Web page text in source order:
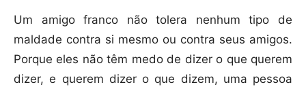
Um amigo franco não tolera nenhum tipo de
maldade contra si mesmo ou contra seus amigos.
Porque eles não têm medo de dizer o que querem
dizer, e querem dizer o que dizem, uma pessoa